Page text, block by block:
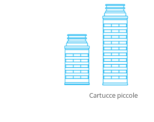
Cartucce piccole